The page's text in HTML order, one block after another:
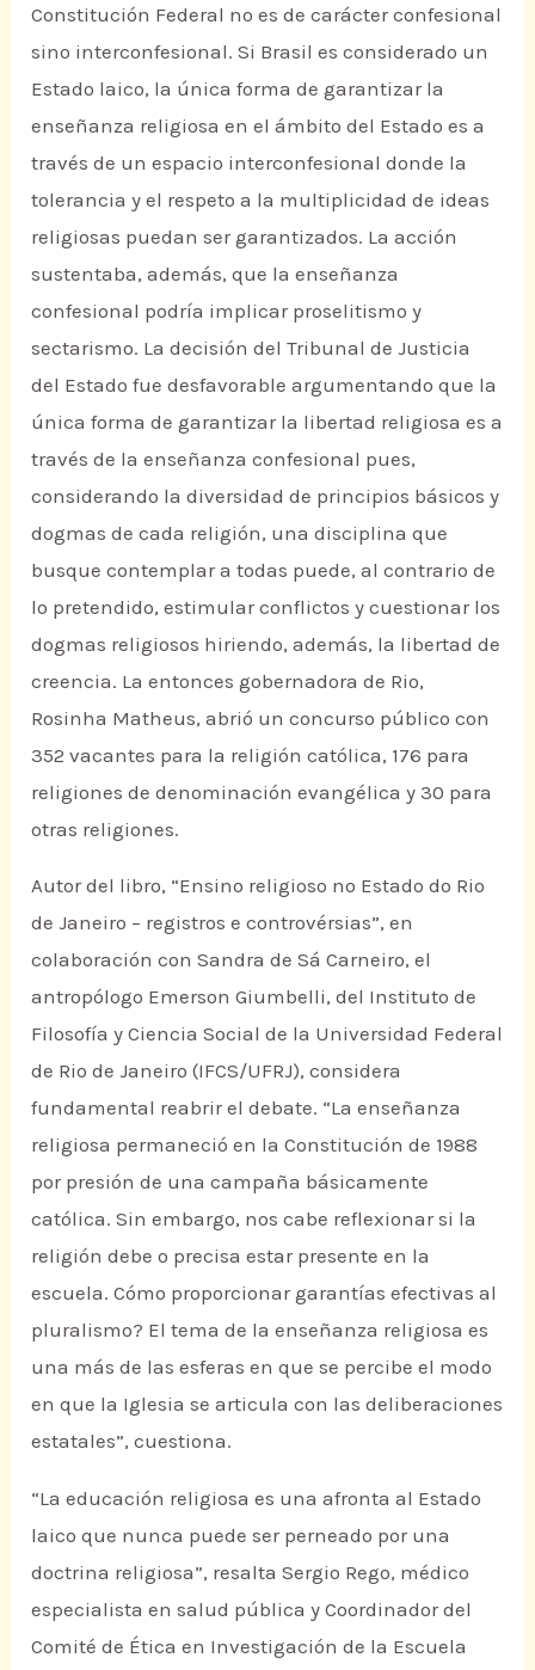
Constitución Federal no es de carácter confesional
sino interconfesional. Si Brasil es considerado un
Estado laico, la única forma de garantizar la
enseñanza religiosa en el ámbito del Estado es a
través de un espacio interconfesional donde la
tolerancia y el respeto a la multiplicidad de ideas
religiosas puedan ser garantizados. La acción
sustentaba, además, que la enseñanza
confesional podría implicar proselitismo y
sectarismo. La decisión del Tribunal de Justicia
del Estado fue desfavorable argumentando que la
única forma de garantizar la libertad religiosa es a
través de la enseñanza confesional pues,
considerando la diversidad de principios básicos y
dogmas de cada religión, una disciplina que
busque contemplar a todas puede, al contrario de
lo pretendido, estimular conflictos y cuestionar los
dogmas religiosos hiriendo, además, la libertad de
creencia. La entonces gobernadora de Rio,
Rosinha Matheus, abrió un concurso público con
352 vacantes para la religión católica, 176 para
religiones de denominación evangélica y 30 para
otras religiones.
Autor del libro, “Ensino religioso no Estado do Rio
de Janeiro – registros e controvérsias”, en
colaboración con Sandra de Sá Carneiro, el
antropólogo Emerson Giumbelli, del Instituto de
Filosofía y Ciencia Social de la Universidad Federal
de Rio de Janeiro (IFCS/UFRJ), considera
fundamental reabrir el debate. “La enseñanza
religiosa permaneció en la Constitución de 1988
por presión de una campaña básicamente
católica. Sin embargo, nos cabe reflexionar si la
religión debe o precisa estar presente en la
escuela. Cómo proporcionar garantías efectivas al
pluralismo? El tema de la enseñanza religiosa es
una más de las esferas en que se percibe el modo
en que la Iglesia se articula con las deliberaciones
estatales”, cuestiona.
“La educación religiosa es una afronta al Estado
laico que nunca puede ser perneado por una
doctrina religiosa”, resalta Sergio Rego, médico
especialista en salud pública y Coordinador del
Comité de Ética en Investigación de la Escuela